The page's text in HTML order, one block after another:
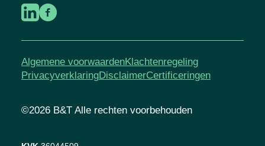
Algemene voorwaardenKlachtenregeling
PrivacyverklaringDisclaimerCertificeringen
©2026 B&T Alle rechten voorbehouden